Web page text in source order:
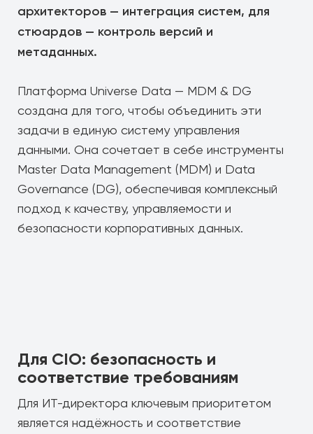
архитекторов — интеграция систем, для
стюардов — контроль версий и
метаданных.
Платформа Universe Data — MDM & DG
создана для того, чтобы объединить эти
задачи в единую систему управления
данными. Она сочетает в себе инструменты
Master Data Management (MDM) и Data
Governance (DG), обеспечивая комплексный
подход к качеству, управляемости и
безопасности корпоративных данных.
Для CIO: безопасность и
соответствие требованиям
Для ИТ-директора ключевым приоритетом
является надёжность и соответствие